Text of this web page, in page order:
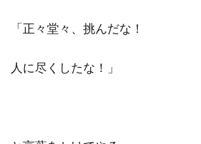
「正々堂々、挑んだな！
人に尽くしたな！」